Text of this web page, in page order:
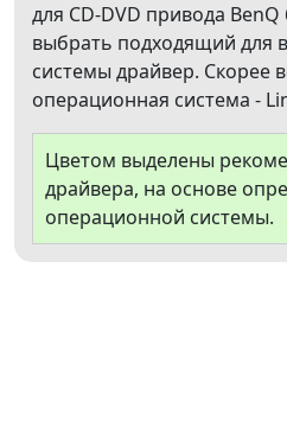
для CD-DVD привода BenQ
выбрать подходящий для
системы драйвер. Скорее
операционная система -
Цветом выделены
драйвера, на основе
операционной системы.